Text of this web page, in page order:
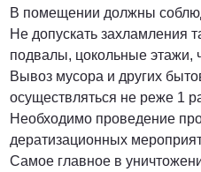
В помещении должны
Не допускать захламления
подвалы, цокольные этажи,
Вывоз мусора и других
осуществляться не реже 1
Необходимо проведение
дератизационных
Самое главное в